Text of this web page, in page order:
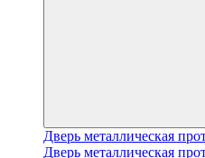
Дверь металлическая
Дверь металлическая